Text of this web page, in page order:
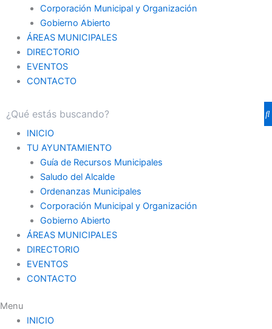
Corporación Municipal y Organización
Gobierno Abierto
ÁREAS MUNICIPALES
DIRECTORIO
EVENTOS
CONTACTO
INICIO
TU AYUNTAMIENTO
Guía de Recursos Municipales
Saludo del Alcalde
Ordenanzas Municipales
Corporación Municipal y Organización
Gobierno Abierto
ÁREAS MUNICIPALES
DIRECTORIO
EVENTOS
CONTACTO
Menu
INICIO